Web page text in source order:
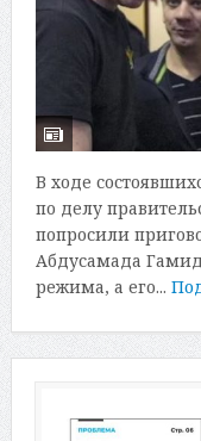
В ходе
по делу
попросили
Абдусамада
режима, а его...